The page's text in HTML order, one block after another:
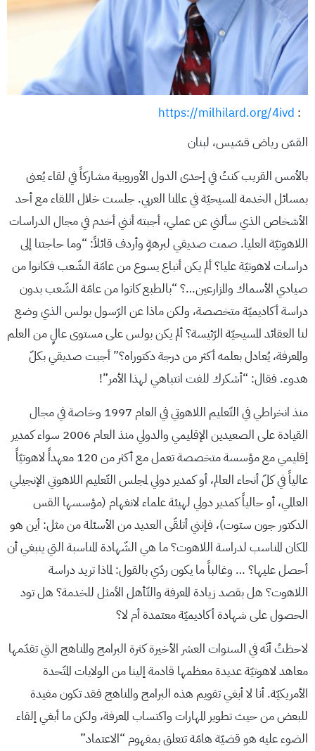
:
https://milhilard.org/4ivd
القسّ رياض قسّيس، لبنان
بالأمس القريب كنتُ في إحدى الدول الأوروبية مشاركاً في لقاء يُعنى
بمسائل الخدمة المسيحيّة في عالمنا العربي. جلست خلال اللقاء مع أحد
الأشخاص الذي سألني عن عملي، أجبته أنني أخدم في مجال الدراسات
اللاهوتيّة العليا. صمت صديقي لبرهةٍ وأردف قائلاً: “وما حاجتنا إلى
دراسات لاهوتيّة عليا؟ ألم يكن أتباع يسوع من عامّة الشّعب فكانوا من
صيادي الأسماك والمزارعين…؟ “بالطبع كانوا من عامّة الشّعب بدون
دراسة أكاديميّة متخصصة، ولكن ماذا عن الرّسول بولس الذي وضع
لنا العقائد المسيحيّة الرّئيسة؟ ألم يكن بولس على مستوى عالٍ من العلم
والمعرفة، يُعادل بعلمه أكثر من درجة دكتوراه؟” أجبت صديقي بكلّ
هدوء. فقال: “أشكرك للفت انتباهي لهذا الأمر”!
منذ انخراطي في التّعليم اللاهوتي في العام 1997 وخاصة في مجال
القيادة على الصعيدين الإقليمي والدولي منذ العام 2006 سواء كمدير
إقليمي مع مؤسسة متخصصة تعمل مع أكثر من 120 معهداً لاهوتيّاً
عالياً في كلّ أنحاء العالم، أو كمدير دولي لمجلس التّعليم اللاهوتي الإنجيلي
العالمي، أو حالياً كمدير دولي لهيئة علماء لانغهام (مؤسسها القس
الدكتور جون ستوت)، فإنني أتلقّى العديد من الأسئلة من مثل: أين هو
المكان المناسب لدراسة اللاهوت؟ ما هي الشّهادة المناسبة التي ينبغي أن
أحصل عليها؟ … وغالباً ما يكون ردّي بالقول: لماذا تريد دراسة
اللاهوت؟ هل بقصد زيادة المعرفة والتّأهل الأمثل للخدمة؟ هل تود
الحصول على شهادة أكاديميّة معتمدة أم لا؟
لاحظتُ أنّه في السنوات العشر الأخيرة كثرة البرامج والمناهج التي تقدّمها
معاهد لاهوتيّة عديدة معظمها قادمة إلينا من الولايات المتّحدة
الأمريكيّة. أنا لا أبغي تقويم هذه البرامج والمناهج فقد تكون مفيدة
للبعض من حيث تطوير المهارات واكتساب المعرفة، ولكن ما أبغي إلقاء
الضوء عليه هو قضيّة هامّة تتعلق بمفهوم “الاعتماد”